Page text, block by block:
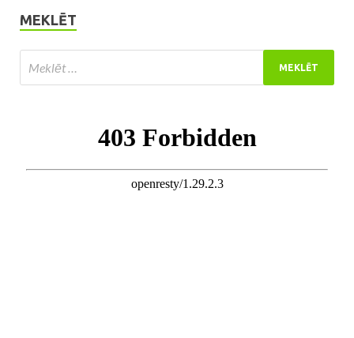
MEKLĒT